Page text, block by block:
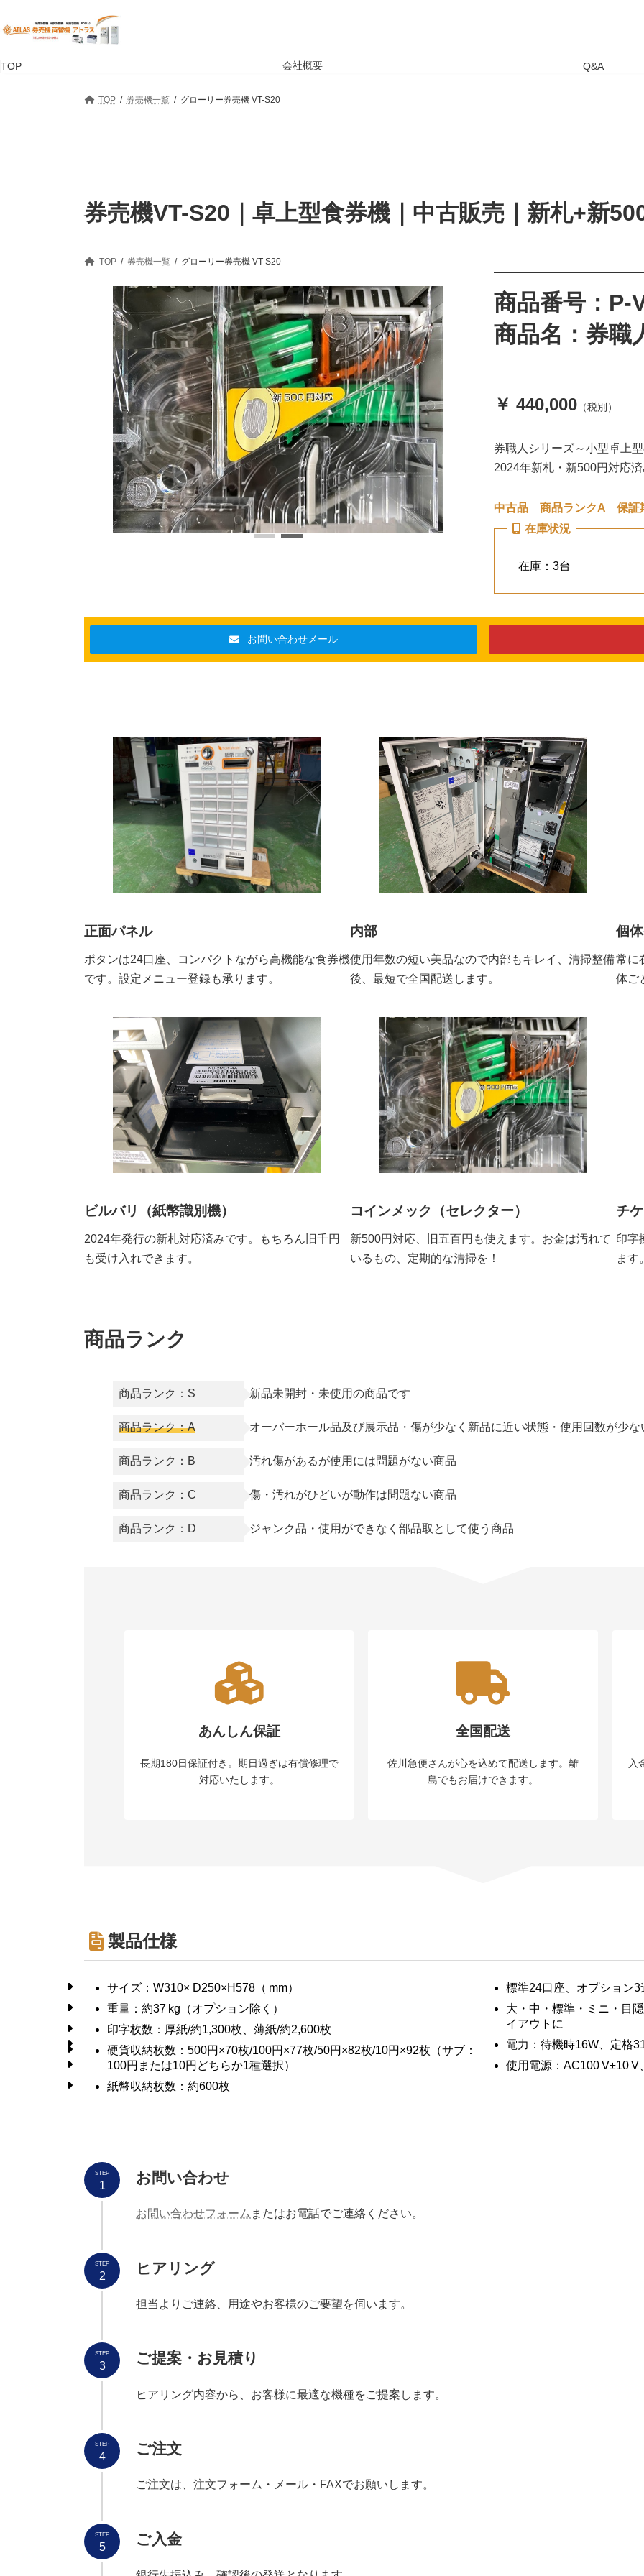
テ
ツ
ゲ
シ
TOP 会社概要 Q&A
TOP 券売機一覧 グローリー券売機 VT-S20
券売機VT-S20｜卓上型食券機｜中古販売｜新札+新
TOP 券売機一覧 グローリー券売機 VT-S20
商品番号：P-
商品名：券職
￥ 440,000 （税別）
券職人シリーズ～小型卓上
2024年新札・新500円対応
中古品 商品ランクA 保証
在庫状況
在庫：3台
お問い合わせメール
正面パネル
ボタンは24口座、コンパクトながら高機能な食券機
です。設定メニュー登録も承ります。
内部
使用年数の短い美品なので内部もキレイ、清掃整備
後、最短で全国配送します。
個
常に
体ご
ビルバリ（紙幣識別機）
2024年発行の新札対応済みです。もちろん旧千円
も受け入れできます。
コインメック（セレクター）
新500円対応、旧五百円も使えます。お金は汚れて
いるもの、定期的な清掃を！
チ
印字
ます
商品ランク
商品ランク：S 新品未開封・未使用の商品です
商品ランク：A オーバーホール品及び展示品・傷が少なく新品に近い状態・使用回数が少な
商品ランク：B 汚れ傷があるが使用には問題がない商品
商品ランク：C 傷・汚れがひどいが動作は問題ない商品
商品ランク：D ジャンク品・使用ができなく部品取として使う商品
あんしん保証
長期180日保証付き。期日過ぎは有償修理で
対応いたします。
全国配送
佐川急便さんが心を込めて配送します。離
島でもお届けできます。
入
製品仕様
サイズ：W310× D250×H578（ mm）
重量：約37 kg（オプション除く）
印字枚数：厚紙/約1,300枚、薄紙/約2,600枚
硬貨収納枚数：500円×70枚/100円×77枚/50円×82枚/10円×92枚（サブ：
100円または10円どちらか1種選択）
紙幣収納枚数：約600枚
標準24口座、オプション
大・中・標準・ミニ・目
イアウトに
電力：待機時16W、定格
使用電源：AC100 V±10 V
お問い合わせ
お問い合わせフォーム またはお電話でご連絡ください。
STEP
1
ヒアリング
担当よりご連絡、用途やお客様のご要望を伺います。
STEP
2
ご提案・お見積り
ヒアリング内容から、お客様に最適な機種をご提案します。
STEP
3
ご注文
ご注文は、注文フォーム・メール・FAXでお願いします。
STEP
4
ご入金
STEP
5